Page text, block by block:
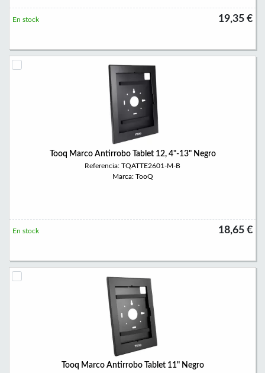
19,35 €
En stock
Tooq Marco Antirrobo Tablet 12, 4"-13" Negro
Referencia: TQATTE2601-M-B
Marca: TooQ
18,65 €
En stock
Tooq Marco Antirrobo Tablet 11" Negro